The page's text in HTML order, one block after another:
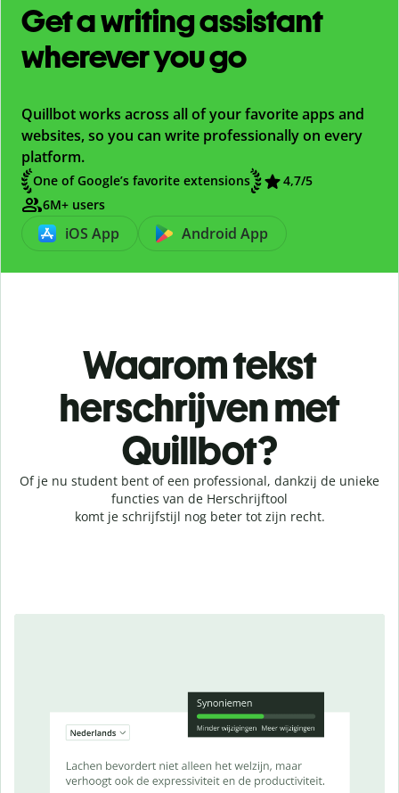
Get a writing assistant
wherever you go
Quillbot works across all of your favorite apps and
websites, so you can write professionally on every
platform.
One of Google’s favorite extensions 4,7/5
6M+ users
iOS App Android App
Waarom tekst
herschrijven met
Quillbot?
Of je nu student bent of een professional, dankzij de unieke
functies van de Herschrijftool
komt je schrijfstijl nog beter tot zijn recht.